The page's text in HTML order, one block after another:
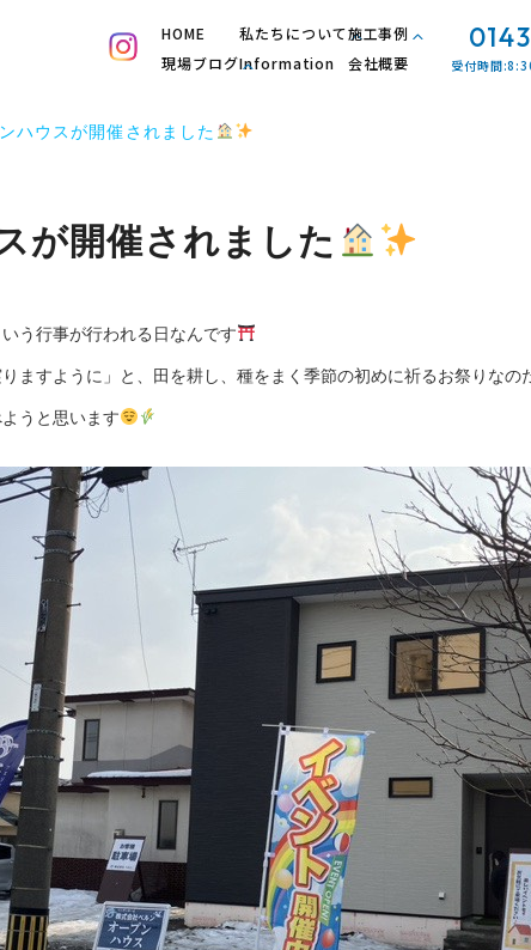
HOME
現場ブログ
私たちについて
Information
施工事例
会社概要
受付時間
ハウスが開催されました
が開催されました
う行事が行われる日なんです
ますように」と、田を耕し、種をまく季節の初めに祈るお祭りなの
うと思います